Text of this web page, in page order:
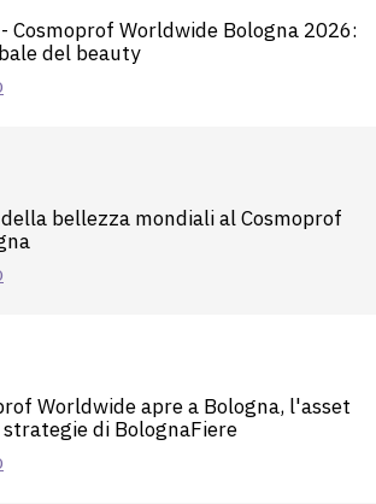
Cosmoprof Worldwide Bologna 2026:
del beauty
bellezza mondiali al Cosmoprof
Worldwide apre a Bologna, l'asset
di BolognaFiere